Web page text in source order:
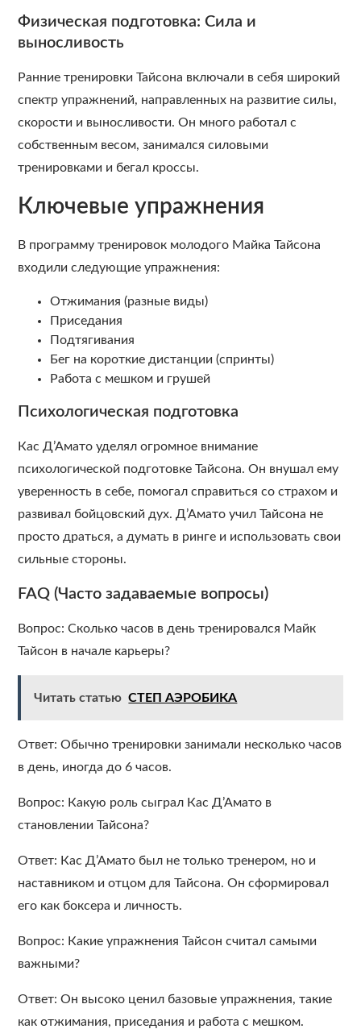
Физическая подготовка: Сила и
выносливость
Ранние тренировки Тайсона включали в себя широкий
спектр упражнений, направленных на развитие силы,
скорости и выносливости. Он много работал с
собственным весом, занимался силовыми
тренировками и бегал кроссы.
Ключевые упражнения
В программу тренировок молодого Майка Тайсона
входили следующие упражнения:
Отжимания (разные виды)
Приседания
Подтягивания
Бег на короткие дистанции (спринты)
Работа с мешком и грушей
Психологическая подготовка
Кас Д’Амато уделял огромное внимание
психологической подготовке Тайсона. Он внушал ему
уверенность в себе, помогал справиться со страхом и
развивал бойцовский дух. Д’Амато учил Тайсона не
просто драться, а думать в ринге и использовать свои
сильные стороны.
FAQ (Часто задаваемые вопросы)
Вопрос: Сколько часов в день тренировался Майк
Тайсон в начале карьеры?
Читать статью СТЕП АЭРОБИКА
Ответ: Обычно тренировки занимали несколько часов
в день, иногда до 6 часов.
Вопрос: Какую роль сыграл Кас Д’Амато в
становлении Тайсона?
Ответ: Кас Д’Амато был не только тренером, но и
наставником и отцом для Тайсона. Он сформировал
его как боксера и личность.
Вопрос: Какие упражнения Тайсон считал самыми
важными?
Ответ: Он высоко ценил базовые упражнения, такие
как отжимания, приседания и работа с мешком.